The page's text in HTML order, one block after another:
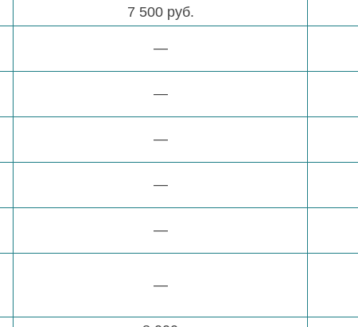
7 500 руб.
—
—
—
—
—
—